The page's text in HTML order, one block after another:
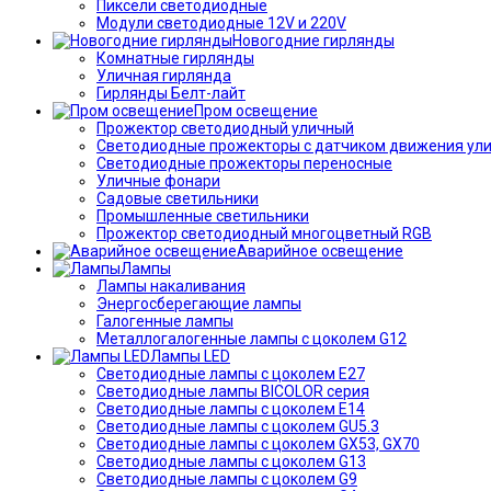
Пиксели светодиодные
Модули светодиодные 12V и 220V
Новогодние гирлянды
Комнатные гирлянды
Уличная гирлянда
Гирлянды Белт-лайт
Пром освещение
Прожектор светодиодный уличный
Светодиодные прожекторы с датчиком движения
Светодиодные прожекторы переносные
Уличные фонари
Садовые светильники
Промышленные светильники
Прожектор светодиодный многоцветный RGB
Аварийное освещение
Лампы
Лампы накаливания
Энергосберегающие лампы
Галогенные лампы
Металлогалогенные лампы с цоколем G12
Лампы LED
Светодиодные лампы с цоколем E27
Светодиодные лампы BICOLOR серия
Светодиодные лампы с цоколем E14
Светодиодные лампы с цоколем GU5.3
Светодиодные лампы с цоколем GX53, GX70
Светодиодные лампы с цоколем G13
Светодиодные лампы с цоколем G9